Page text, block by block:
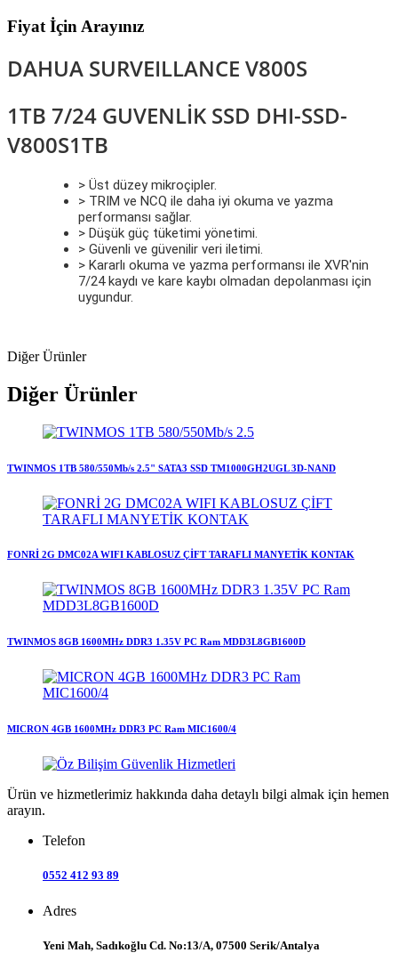
Fiyat İçin Arayınız
DAHUA SURVEILLANCE V800S
1TB 7/24 GUVENLİK SSD DHI-SSD-
V800S1TB
> Üst düzey mikroçipler.
> TRIM ve NCQ ile daha iyi okuma ve yazma
performansı sağlar.
> Düşük güç tüketimi yönetimi.
> Güvenli ve güvenilir veri iletimi.
> Kararlı okuma ve yazma performansı ile XVR'nin
7/24 kaydı ve kare kaybı olmadan depolanması için
uygundur.
Diğer Ürünler
Diğer Ürünler
TWINMOS 1TB 580/550Mb/s 2.5" SATA3 SSD TM1000GH2UGL 3D-NAND
FONRİ 2G DMC02A WIFI KABLOSUZ ÇİFT TARAFLI MANYETİK KONTAK
TWINMOS 8GB 1600MHz DDR3 1.35V PC Ram MDD3L8GB1600D
MICRON 4GB 1600MHz DDR3 PC Ram MIC1600/4
Ürün ve hizmetlerimiz hakkında daha detaylı bilgi almak için hemen
arayın.
Telefon
0552 412 93 89
Adres
Yeni Mah, Sadıkoğlu Cd. No:13/A, 07500 Serik/Antalya